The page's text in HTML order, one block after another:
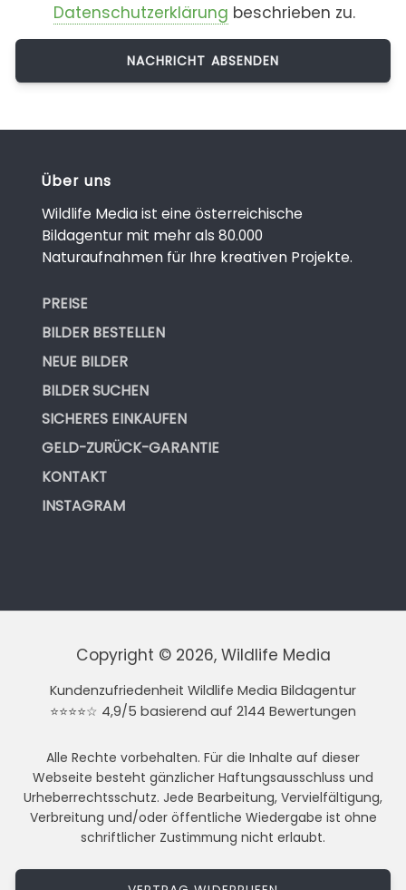
Datenschutzerklärung beschrieben zu.
Über uns
Wildlife Media ist eine österreichische
Bildagentur mit mehr als 80.000
Naturaufnahmen für Ihre kreativen Projekte.
PREISE
BILDER BESTELLEN
NEUE BILDER
BILDER SUCHEN
SICHERES EINKAUFEN
GELD-ZURÜCK-GARANTIE
KONTAKT
INSTAGRAM
Copyright © 2026, Wildlife Media
Kundenzufriedenheit Wildlife Media Bildagentur
⭐⭐⭐⭐☆ 4,9/5 basierend auf 2144 Bewertungen
Alle Rechte vorbehalten. Für die Inhalte auf dieser
Webseite besteht gänzlicher Haftungsausschluss und
Urheberrechtsschutz. Jede Bearbeitung, Vervielfältigung,
Verbreitung und/oder öffentliche Wiedergabe ist ohne
schriftlicher Zustimmung nicht erlaubt.